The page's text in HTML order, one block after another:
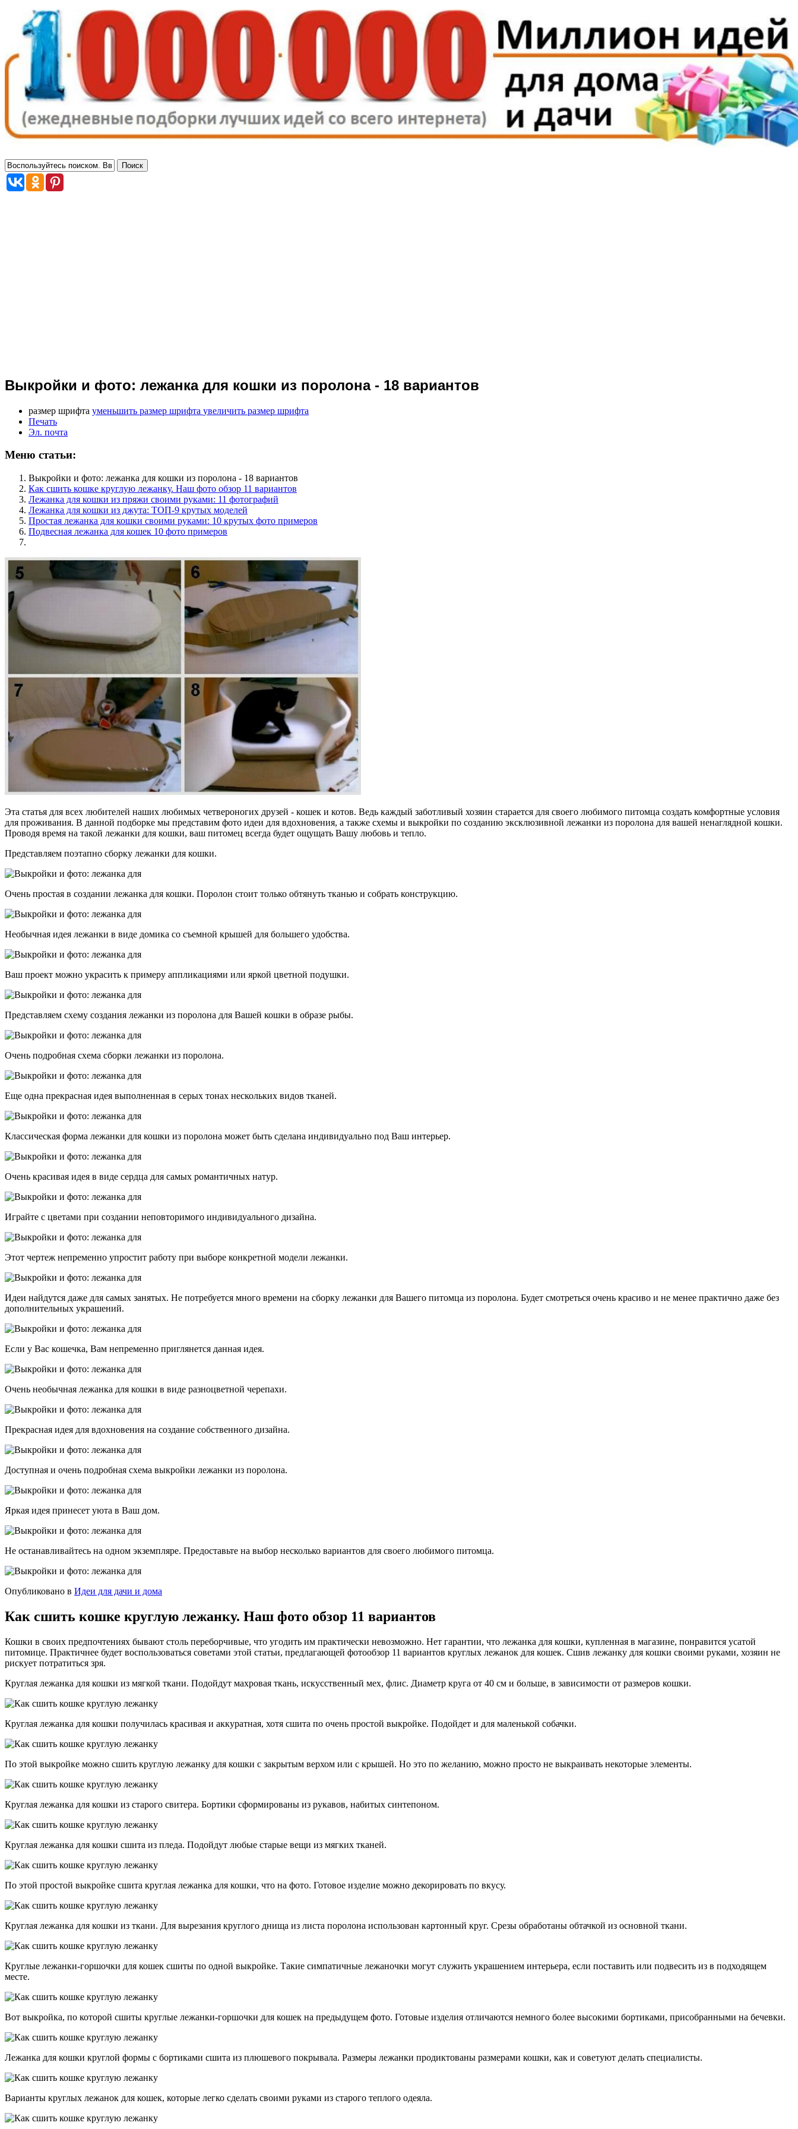
Выкройки и фото: лежанка для кошки из поролона - 18 вариантов
размер шрифта уменьшить размер шрифта увеличить размер шрифта
Печать
Эл. почта
Меню статьи:
Выкройки и фото: лежанка для кошки из поролона - 18 вариантов
Как сшить кошке круглую лежанку. Наш фото обзор 11 вариантов
Лежанка для кошки из пряжи своими руками: 11 фотографий
Лежанка для кошки из джута: ТОП-9 крутых моделей
Простая лежанка для кошки своими руками: 10 крутых фото примеров
Подвесная лежанка для кошек 10 фото примеров
Эта статья для всех любителей наших любимых четвероногих друзей - кошек и котов. Ведь каждый заботливый хозяин старается для своего любимого питомца создать комфортные условия
для проживания. В данной подборке мы представим фото идеи для вдохновения, а также схемы и выкройки по созданию эксклюзивной лежанки из поролона для вашей ненаглядной кошки.
Проводя время на такой лежанки для кошки, ваш питомец всегда будет ощущать Вашу любовь и тепло.
Представляем поэтапно сборку лежанки для кошки.
Очень простая в создании лежанка для кошки. Поролон стоит только обтянуть тканью и собрать конструкцию.
Необычная идея лежанки в виде домика со съемной крышей для большего удобства.
Ваш проект можно украсить к примеру аппликациями или яркой цветной подушки.
Представляем схему создания лежанки из поролона для Вашей кошки в образе рыбы.
Очень подробная схема сборки лежанки из поролона.
Еще одна прекрасная идея выполненная в серых тонах нескольких видов тканей.
Классическая форма лежанки для кошки из поролона может быть сделана индивидуально под Ваш интерьер.
Очень красивая идея в виде сердца для самых романтичных натур.
Играйте с цветами при создании неповторимого индивидуального дизайна.
Этот чертеж непременно упростит работу при выборе конкретной модели лежанки.
Идеи найдутся даже для самых занятых. Не потребуется много времени на сборку лежанки для Вашего питомца из поролона. Будет смотреться очень красиво и не менее практично даже без
дополнительных украшений.
Если у Вас кошечка, Вам непременно приглянется данная идея.
Очень необычная лежанка для кошки в виде разноцветной черепахи.
Прекрасная идея для вдохновения на создание собственного дизайна.
Доступная и очень подробная схема выкройки лежанки из поролона.
Яркая идея принесет уюта в Ваш дом.
Не останавливайтесь на одном экземпляре. Предоставьте на выбор несколько вариантов для своего любимого питомца.
Опубликовано в Идеи для дачи и дома
Как сшить кошке круглую лежанку. Наш фото обзор 11 вариантов
Кошки в своих предпочтениях бывают столь переборчивые, что угодить им практически невозможно. Нет гарантии, что лежанка для кошки, купленная в магазине, понравится усатой
питомице. Практичнее будет воспользоваться советами этой статьи, предлагающей фотообзор 11 вариантов круглых лежанок для кошек. Сшив лежанку для кошки своими руками, хозяин не
рискует потратиться зря.
Круглая лежанка для кошки из мягкой ткани. Подойдут махровая ткань, искусственный мех, флис. Диаметр круга от 40 см и больше, в зависимости от размеров кошки.
Круглая лежанка для кошки получилась красивая и аккуратная, хотя сшита по очень простой выкройке. Подойдет и для маленькой собачки.
По этой выкройке можно сшить круглую лежанку для кошки с закрытым верхом или с крышей. Но это по желанию, можно просто не выкраивать некоторые элементы.
Круглая лежанка для кошки из старого свитера. Бортики сформированы из рукавов, набитых синтепоном.
Круглая лежанка для кошки сшита из пледа. Подойдут любые старые вещи из мягких тканей.
По этой простой выкройке сшита круглая лежанка для кошки, что на фото. Готовое изделие можно декорировать по вкусу.
Круглая лежанка для кошки из ткани. Для вырезания круглого днища из листа поролона использован картонный круг. Срезы обработаны обтачкой из основной ткани.
Круглые лежанки-горшочки для кошек сшиты по одной выкройке. Такие симпатичные лежаночки могут служить украшением интерьера, если поставить или подвесить из в подходящем
месте.
Вот выкройка, по которой сшиты круглые лежанки-горшочки для кошек на предыдущем фото. Готовые изделия отличаются немного более высокими бортиками, присобранными на бечевки.
Лежанка для кошки круглой формы с бортиками сшита из плюшевого покрывала. Размеры лежанки продиктованы размерами кошки, как и советуют делать специалисты.
Варианты круглых лежанок для кошек, которые легко сделать своими руками из старого теплого одеяла.